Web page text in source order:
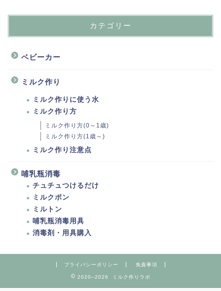
カテゴリー
ベビーカー
ミルク作り
ミルク作りに使う水
ミルク作り方
ミルク作り方(0～1歳)
ミルク作り方(1歳～)
ミルク作り注意点
哺乳瓶消毒
チュチュつけるだけ
ミルクポン
ミルトン
哺乳瓶消毒用具
消毒剤・用具購入
プライバシーポリシー 免責事項
2020–2026 ミルク作りラボ